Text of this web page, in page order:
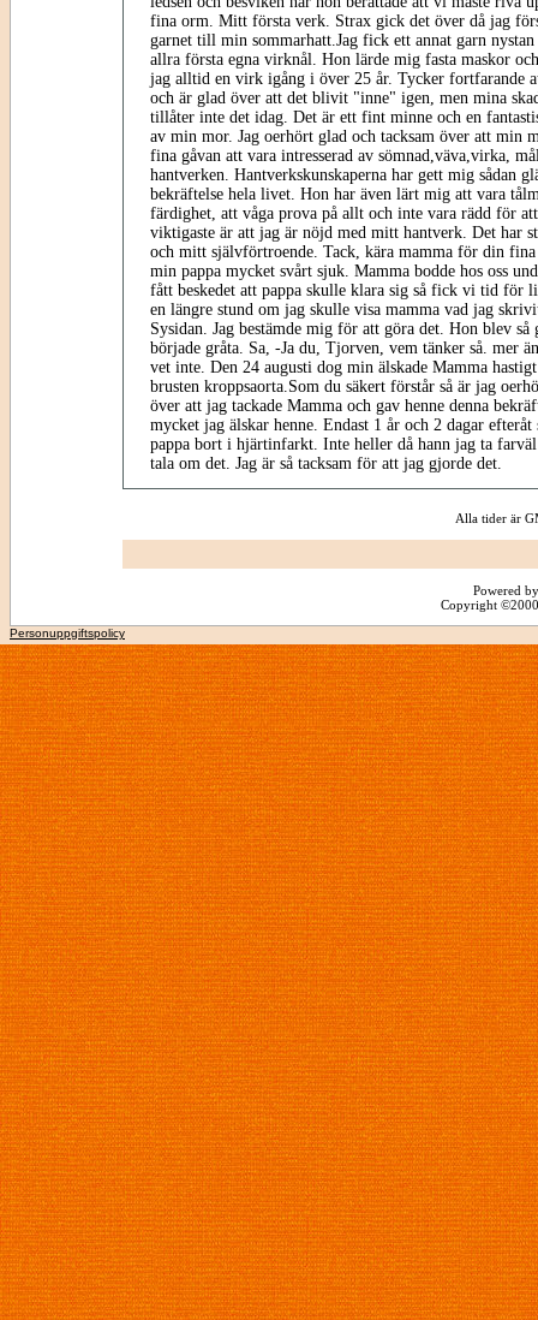
fina orm. Mitt första verk. Strax gick det över då jag
garnet till min sommarhatt.Jag fick ett annat garn
allra första egna virknål. Hon lärde mig fasta maskor
jag alltid en virk igång i över 25 år. Tycker fortfarande
och är glad över att det blivit "inne" igen, men mina
tillåter inte det idag. Det är ett fint minne och en
av min mor. Jag oerhört glad och tacksam över att min
fina gåvan att vara intresserad av sömnad,väva,virka,
hantverken. Hantverkskunskaperna har gett mig sådan
bekräftelse hela livet. Hon har även lärt mig att vara
färdighet, att våga prova på allt och inte vara rädd för
viktigaste är att jag är nöjd med mitt hantverk. Det har
och mitt självförtroende. Tack, kära mamma för din fina
min pappa mycket svårt sjuk. Mamma bodde hos oss
fått beskedet att pappa skulle klara sig så fick vi tid för
en längre stund om jag skulle visa mamma vad jag
Sysidan. Jag bestämde mig för att göra det. Hon blev
började gråta. Sa, -Ja du, Tjorven, vem tänker så. mer
vet inte. Den 24 augusti dog min älskade Mamma
brusten kroppsaorta.Som du säkert förstår så är jag
över att jag tackade Mamma och gav henne denna
mycket jag älskar henne. Endast 1 år och 2 dagar efteråt
pappa bort i hjärtinfarkt. Inte heller då hann jag ta
tala om det. Jag är så tacksam för att jag gjorde det.
Alla tider är
Powered
Copyright
Personuppgiftspolicy